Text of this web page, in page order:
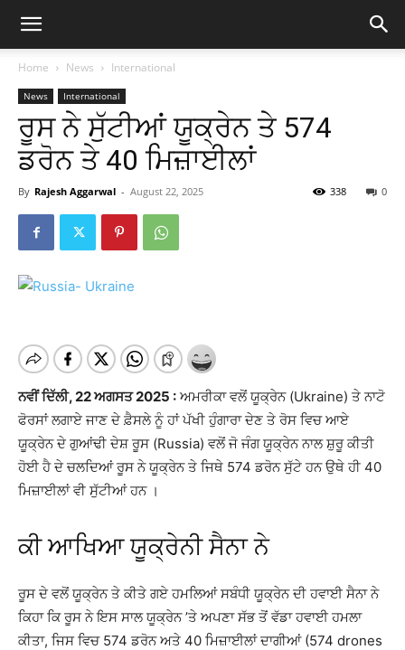
Home News International
News International
ਰੂਸ ਨੇ ਸੁੱਟੀਆਂ ਯੂਕ੍ਰੇਨ ਤੇ 574
ਡਰੋਨ ਤੇ 40 ਮਿਜ਼ਾਈਲਾਂ
By Rajesh Aggarwal - August 22, 2025 0
338
ਨਵੀਂ ਦਿੱਲੀ, 22 ਅਗਸਤ 2025 : ਅਮਰੀਕਾ ਵਲੋਂ ਯੂਕ੍ਰੇਨ (Ukraine) ਤੇ ਨਾਟੋ
ਫੋਰਸਾਂ ਲਗਾਏ ਜਾਣ ਦੇ ਫ਼ੈਸਲੇ ਨੂੰ ਹਾਂ ਪੱਖੀ ਹੁੰਗਾਰਾ ਦੇਣ ਤੇ ਰੋਸ ਵਿਚ ਆਏ
ਯੂਕ੍ਰੇਨ ਦੇ ਗੁਆਂਢੀ ਦੇਸ਼ ਰੂਸ (Russia) ਵਲੋਂ ਜੋ ਜੰਗ ਯੂਕ੍ਰੇਨ ਨਾਲ ਸ਼ੁਰੂ ਕੀਤੀ
ਹੋਈ ਹੈ ਦੇ ਚਲਦਿਆਂ ਰੂਸ ਨੇ ਯੂਕ੍ਰੇਨ ਤੇ ਜਿਥੇ 574 ਡਰੋਨ ਸੁੱਟੇ ਹਨ ਉਥੇ ਹੀ 40
ਮਿਜ਼ਾਈਲਾਂ ਵੀ ਸੁੱਟੀਆਂ ਹਨ ।
ਕੀ ਆਖਿਆ ਯੂਕ੍ਰੇਨੀ ਸੈਨਾ ਨੇ
ਰੂਸ ਦੇ ਵਲੋਂ ਯੂਕ੍ਰੇਨ ਤੇ ਕੀਤੇ ਗਏ ਹਮਲਿਆਂ ਸਬੰਧੀ ਯੂਕ੍ਰੇਨ ਦੀ ਹਵਾਈ ਸੈਨਾ ਨੇ
ਕਿਹਾ ਕਿ ਰੂਸ ਨੇ ਇਸ ਸਾਲ ਯੂਕ੍ਰੇਨ ’ਤੇ ਅਪਣਾ ਸੱਭ ਤੋਂ ਵੱਡਾ ਹਵਾਈ ਹਮਲਾ
ਕੀਤਾ, ਜਿਸ ਵਿਚ 574 ਡਰੋਨ ਅਤੇ 40 ਮਿਜ਼ਾਈਲਾਂ ਦਾਗੀਆਂ (574 drones